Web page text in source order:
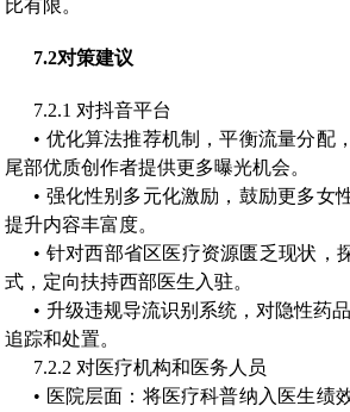
比有限。
7.2对策建议
7.2.1 对抖音平台
• 优化算法推荐机制，平衡流量分配
尾部优质创作者提供更多曝光机会。
• 强化性别多元化激励，鼓励更多女
提升内容丰富度。
• 针对西部省区医疗资源匮乏现状，
式，定向扶持西部医生入驻。
• 升级违规导流识别系统，对隐性药
追踪和处置。
7.2.2 对医疗机构和医务人员
• 医院层面：将医疗科普纳入医生绩